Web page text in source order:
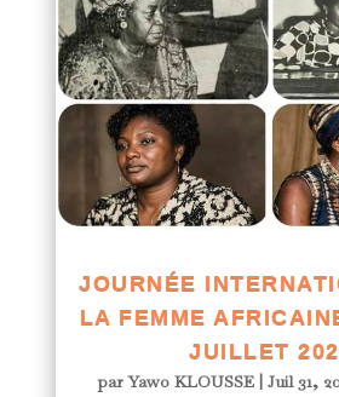
JOURNÉE
LA FEMME
JUILLET
parYawo KLOUSSE| Juil 31,